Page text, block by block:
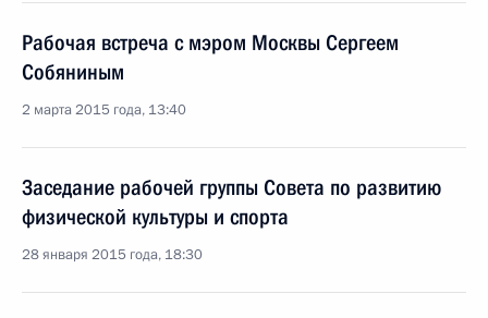
Рабочая встреча с мэром Москвы Сергеем
Собяниным
2 марта 2015 года, 13:40
Заседание рабочей группы Совета по развитию
физической культуры и спорта
28 января 2015 года, 18:30